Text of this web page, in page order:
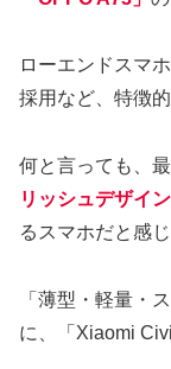
ローエンドスマ
採用など、特徴
何と言っても、
リッシュデザイ
るスマホだと感じ
「薄型・軽量・
に、「Xiaomi